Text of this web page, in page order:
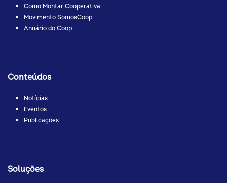
Como Montar Cooperativa
Movimento SomosCoop
Anuário do Coop
Conteúdos
Notícias
Eventos
Publicações
Soluções